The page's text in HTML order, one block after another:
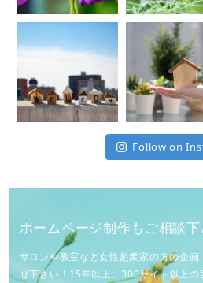
Follow on
ホームページ制作もご相談下
サロンや教室など女性起業家の方の企
せ下さい！15年以上、300サイト以上の